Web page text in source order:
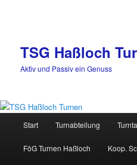
TSG Haßloch
Aktiv und Passiv ein Genuss
Start Turnabteilung
FöG Turnen Haßloch Koop.